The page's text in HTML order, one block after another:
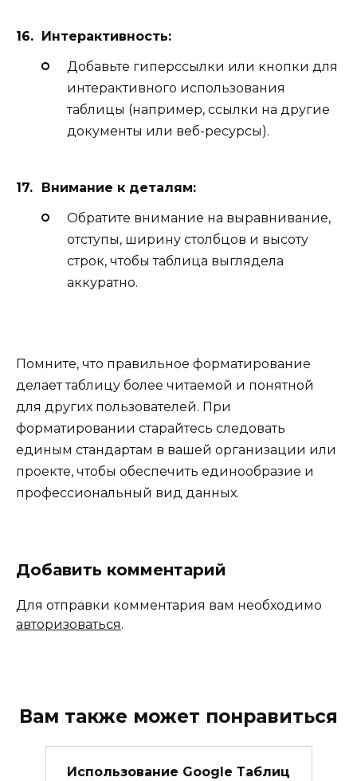
Интерактивность:
Добавьте гиперссылки или кнопки для
интерактивного использования
таблицы (например, ссылки на другие
документы или веб-ресурсы).
Внимание к деталям:
Обратите внимание на выравнивание,
отступы, ширину столбцов и высоту
строк, чтобы таблица выглядела
аккуратно.
Помните, что правильное форматирование
делает таблицу более читаемой и понятной
для других пользователей. При
форматировании старайтесь следовать
единым стандартам в вашей организации или
проекте, чтобы обеспечить единообразие и
профессиональный вид данных.
Добавить комментарий
Для отправки комментария вам необходимо
авторизоваться.
Вам также может понравиться
Использование Google Таблиц